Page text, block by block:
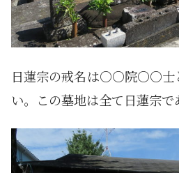
日蓮宗の戒名は○○院○○士
い。この墓地は全て日蓮宗で